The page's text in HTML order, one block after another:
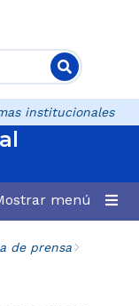
institucionales
menú
de prensa